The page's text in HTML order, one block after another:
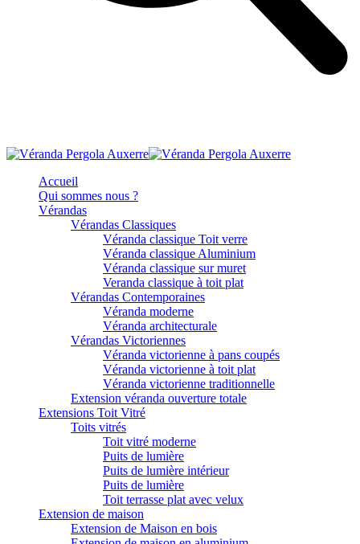
Accueil
Qui sommes nous ?
Vérandas
Vérandas Classiques
Véranda classique Toit verre
Véranda classique Aluminium
Véranda classique sur muret
Veranda classique à toit plat
Vérandas Contemporaines
Véranda moderne
Véranda architecturale
Vérandas Victoriennes
Véranda victorienne à pans coupés
Véranda victorienne à toit plat
Véranda victorienne traditionnelle
Extension véranda ouverture totale
Extensions Toit Vitré
Toits vitrés
Toit vitré moderne
Puits de lumière
Puits de lumière intérieur
Puits de lumière
Toit terrasse plat avec velux
Extension de maison
Extension de Maison en bois